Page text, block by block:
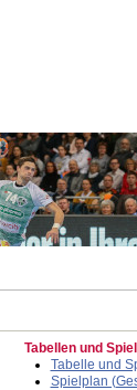
Tabellen und
Tabelle und
Spielplan